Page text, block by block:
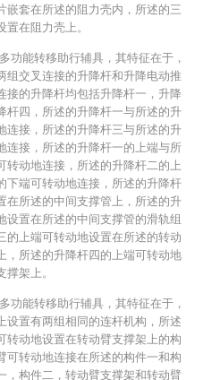
嵌套在所述的阻力壳内，所述的三
在阻力壳上。
功能转移助行辅具，其特征在于，
组交叉连接的升降杆和升降电动推
接的升降杆均包括升降杆一，升降
杆四，所述的升降杆一与所述的升
连接，所述的升降杆三与所述的升
连接，所述的升降杆一的上端与所
转动地连接，所述的升降杆二的上
下端可转动地连接，所述的升降杆
在所述的中间支撑管上，所述的升
设置在所述的中间支撑管的滑轨组
的上端可转动地设置在所述的转动
，所述的升降杆四的上端可转动地
架上。
功能转移助行辅具，其特征在于，
设置有两组相同的连杆机构，所述
转动地设置在转动臂支撑架上的构
可转动地连接在所述的构件一和构
，构件二，转动臂支撑架和转动臂